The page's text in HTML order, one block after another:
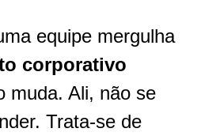
equipe mergulha
corporativo
muda. Ali, não se
Trata-se de